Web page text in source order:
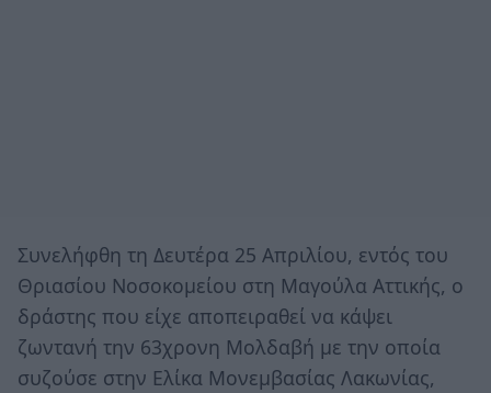
Συνελήφθη τη Δευτέρα 25 Απριλίου, εντός του
Θριασίου Νοσοκομείου στη Μαγούλα Αττικής, ο
δράστης που είχε αποπειραθεί να κάψει
ζωντανή την 63χρονη Μολδαβή με την οποία
συζούσε στην Ελίκα Μονεμβασίας Λακωνίας,